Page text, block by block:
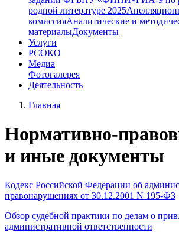
родной литературе 2025
комиссияАналитические и
материалыДокументы
Услуги
РСОКО
Медиа
Фотогалерея
Деятельность
Главная
Нормативно-
и иные документы
Кодекс Российской Федерации об
правонарушениях от 30.12.2001 N 195-ФЗ
Обзор судебной практики по делам о
административной ответственности